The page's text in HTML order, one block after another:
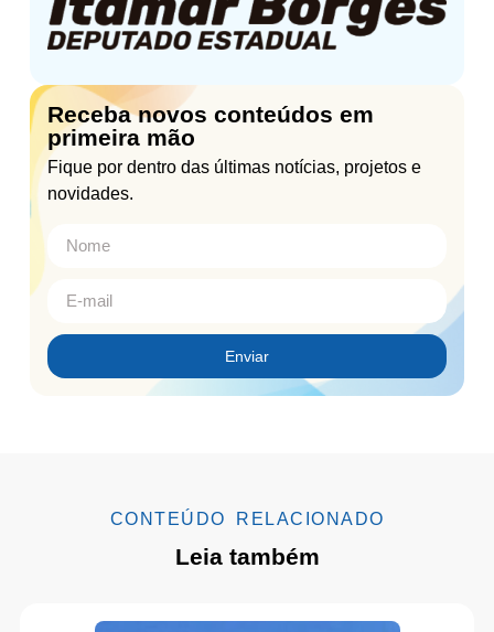
Receba novos conteúdos em
primeira mão
Fique por dentro das últimas notícias, projetos e
novidades.
Enviar
CONTEÚDO RELACIONADO
Leia também